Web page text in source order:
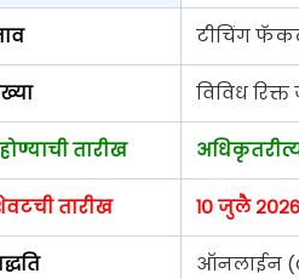
टीचिंग
विविध
तारीख
तारीख १० जुलै २०२६
ऑनलाईन